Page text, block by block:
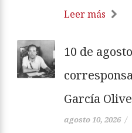
Leer más
10 de
García
agosto 10, 2026 /